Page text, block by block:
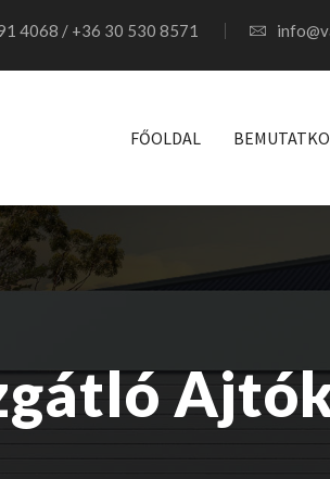
4068 / +36 30 530 8571
FŐOLDAL